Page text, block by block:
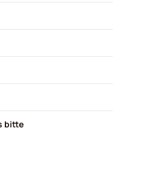
bitte